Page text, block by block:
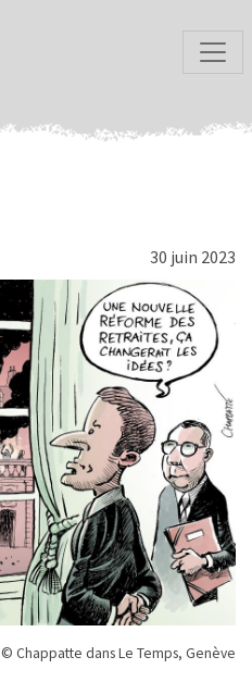
30 juin 2023
© Chappatte dans Le Temps, Genève